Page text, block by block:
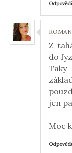
Z
do
jen
Moc